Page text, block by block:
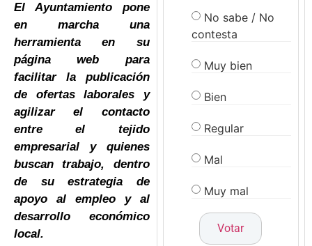
El Ayuntamiento pone
en marcha una
herramienta en su
página web para
facilitar la publicación
de ofertas laborales y
agilizar el contacto
entre el tejido
empresarial y quienes
buscan trabajo, dentro
de su estrategia de
apoyo al empleo y al
desarrollo económico
local.
No sabe / No
contesta
Muy bien
Bien
Regular
Mal
Muy mal